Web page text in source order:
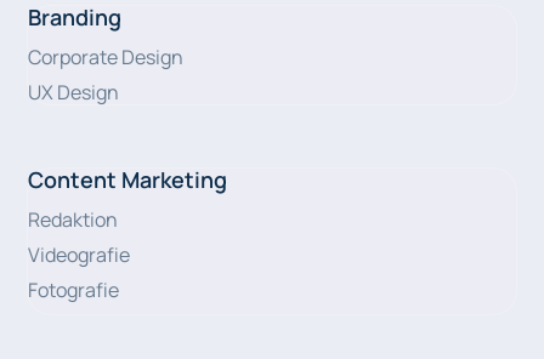
Branding
Corporate Design
UX Design
Content Marketing
Redaktion
Videografie
Fotografie